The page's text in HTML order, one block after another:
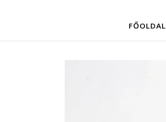
FŐOLDAL